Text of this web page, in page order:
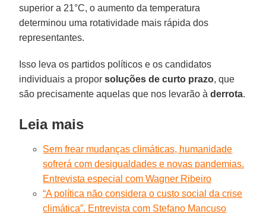
superior a 21°C, o aumento da temperatura
determinou uma rotatividade mais rápida dos
representantes.
Isso leva os partidos políticos e os candidatos
individuais a proporsoluções de curto prazo, que
são precisamente aquelas que nos levarão àderrota.
Leia mais
Sem frear mudanças climáticas, humanidade
sofrerá com desigualdades e novas pandemias.
Entrevista especial com Wagner Ribeiro
“A política não considera o custo social da crise
climática”. Entrevista com Stefano Mancuso